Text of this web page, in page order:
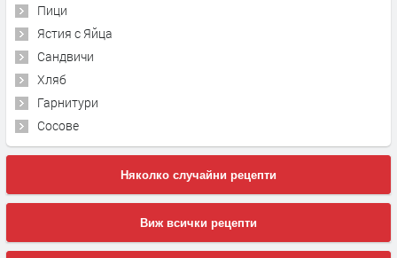
Пици
Ястия с Яйца
Сандвичи
Хляб
Гарнитури
Сосове
Няколко случайни рецепти
Виж всички рецепти